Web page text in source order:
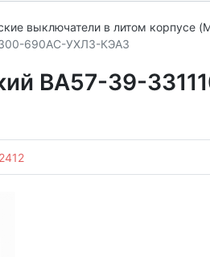
выключатели в литом корпусе
690AC-УХЛ3-КЭАЗ
ВА57-39-